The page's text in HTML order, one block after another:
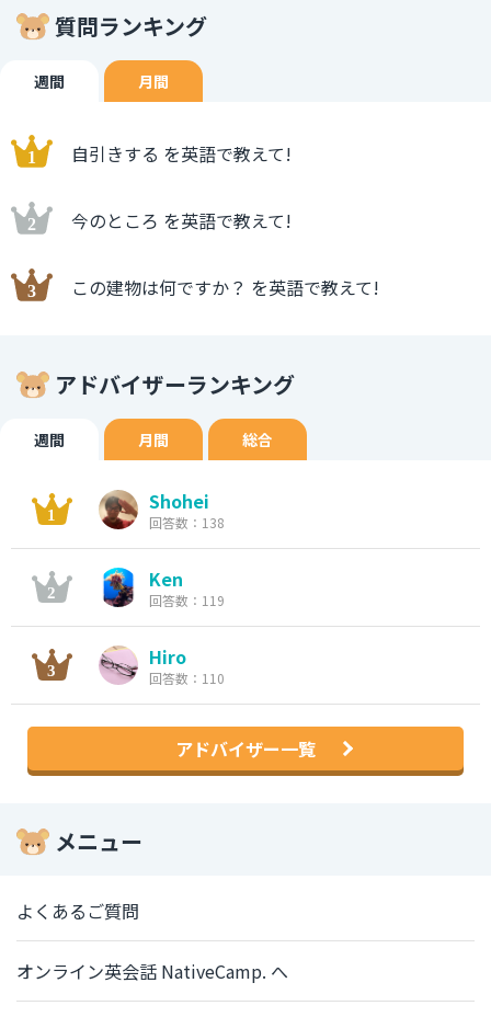
質問ランキング
週間 月間
自引きする を英語で教えて!
今のところ を英語で教えて!
この建物は何ですか？ を英語で教えて!
アドバイザーランキング
週間 月間 総合
Shohei
回答数：138
Ken
回答数：119
Hiro
回答数：110
アドバイザー一覧
メニュー
よくあるご質問
オンライン英会話 NativeCamp. へ